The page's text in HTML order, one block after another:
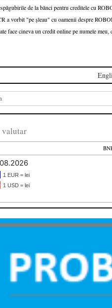
de la bănci pentru creditele cu
a vorbit "pe șleau" cu oamenii despre
face cineva un credit online pe numele meu,
valutar
1 EUR = lei
1 USD = lei